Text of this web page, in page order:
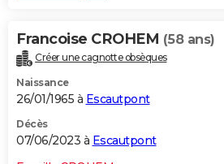
Francoise CROHEM (58 ans)
Créer une cagnotte obsèques
Naissance
26/01/1965 à Escautpont
Décès
07/06/2023 à Escautpont